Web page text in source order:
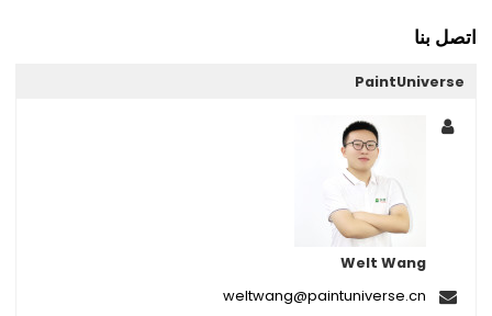
اتصل بنا
PaintUniverse
Welt Wang
weltwang@paintuniverse.cn